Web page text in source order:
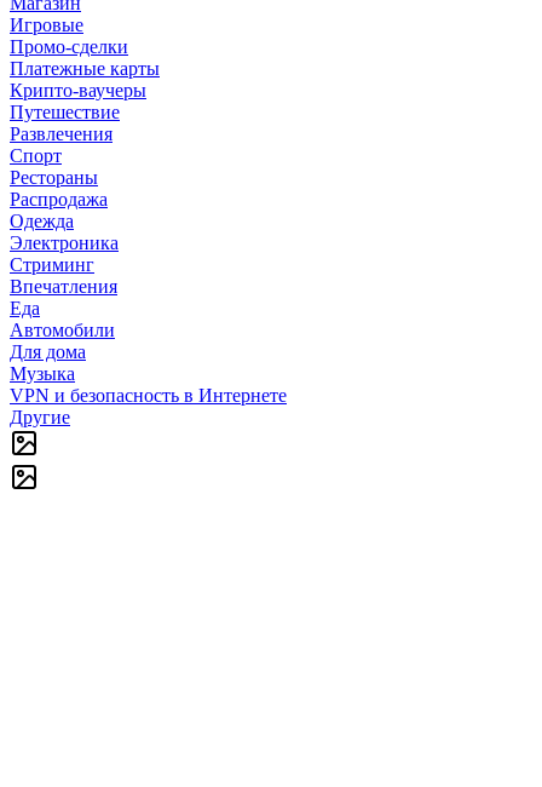
Игровые
Промо-сделки
Платежные карты
Крипто-ваучеры
Путешествие
Развлечения
Спорт
Рестораны
Распродажа
Одежда
Электроника
Стриминг
Впечатления
Еда
Автомобили
Для дома
Музыка
VPN и безопасность в Интернете
Другие